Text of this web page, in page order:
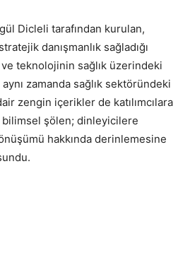
Dicleli tarafından kurulan,
danışmanlık sağladığı
teknolojinin sağlık üzerindeki
zamanda sağlık sektöründeki
zengin içerikler de katılımcılara
şölen; dinleyicilere
hakkında derinlemesine